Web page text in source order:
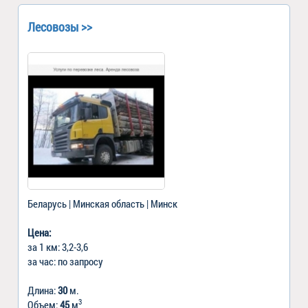
Лесовозы >>
Беларусь | Минская область | Минск
Цена:
за 1 км: 3,2-3,6
за час: по запросу
Длина:30м.
Объем:45м3